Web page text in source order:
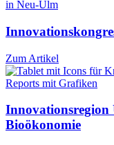
Zum Artikel
Bioökonomie